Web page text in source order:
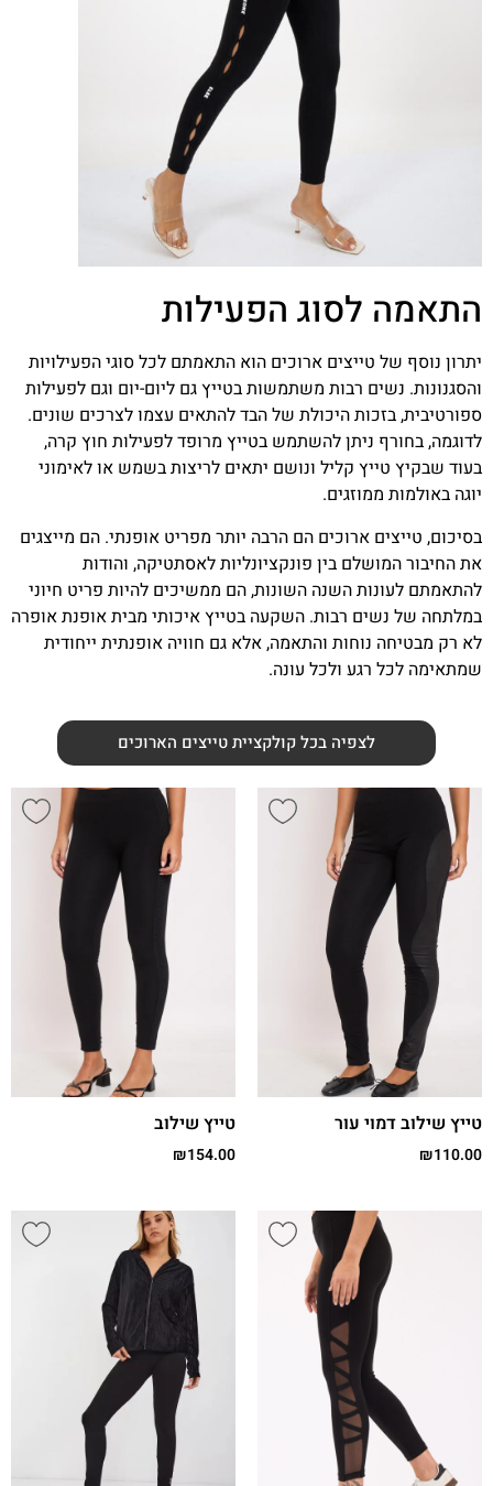
התאמה לסוג הפעילות
יתרון נוסף של טייצים ארוכים הוא התאמתם לכל סוגי הפעילויות
והסגנונות. נשים רבות משתמשות בטייץ גם ליום-יום וגם לפעילות
ספורטיבית, בזכות היכולת של הבד להתאים עצמו לצרכים שונים.
לדוגמה, בחורף ניתן להשתמש בטייץ מרופד לפעילות חוץ קרה,
בעוד שבקיץ טייץ קליל ונושם יתאים לריצות בשמש או לאימוני
יוגה באולמות ממוזגים.
בסיכום, טייצים ארוכים הם הרבה יותר מפריט אופנתי. הם מייצגים
את החיבור המושלם בין פונקציונליות לאסתטיקה, והודות
להתאמתם לעונות השנה השונות, הם ממשיכים להיות פריט חיוני
במלתחה של נשים רבות. השקעה בטייץ איכותי מבית אופנת אופרה
לא רק מבטיחה נוחות והתאמה, אלא גם חוויה אופנתית ייחודית
שמתאימה לכל רגע ולכל עונה.
לצפיה בכל קולקציית טייצים הארוכים
טייץ שילוב דמוי עור
₪110.00
טייץ שילוב
₪154.00